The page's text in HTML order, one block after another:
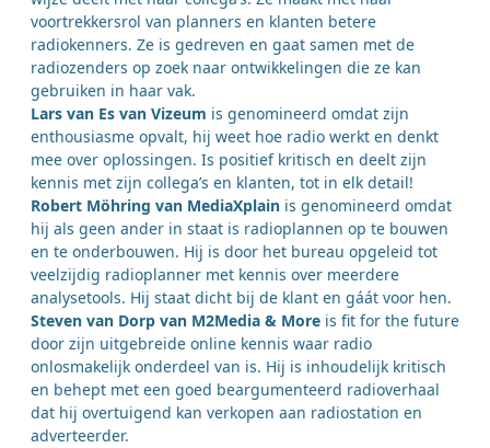
voortrekkersrol van planners en klanten betere
radiokenners. Ze is gedreven en gaat samen met de
radiozenders op zoek naar ontwikkelingen die ze kan
gebruiken in haar vak.
Lars van Es van Vizeum is genomineerd omdat zijn
enthousiasme opvalt, hij weet hoe radio werkt en denkt
mee over oplossingen. Is positief kritisch en deelt zijn
kennis met zijn collega’s en klanten, tot in elk detail!
Robert Möhring van MediaXplain is genomineerd omdat
hij als geen ander in staat is radioplannen op te bouwen
en te onderbouwen. Hij is door het bureau opgeleid tot
veelzijdig radioplanner met kennis over meerdere
analysetools. Hij staat dicht bij de klant en gáát voor hen.
Steven van Dorp van M2Media & More is fit for the future
door zijn uitgebreide online kennis waar radio
onlosmakelijk onderdeel van is. Hij is inhoudelijk kritisch
en behept met een goed beargumenteerd radioverhaal
dat hij overtuigend kan verkopen aan radiostation en
adverteerder.